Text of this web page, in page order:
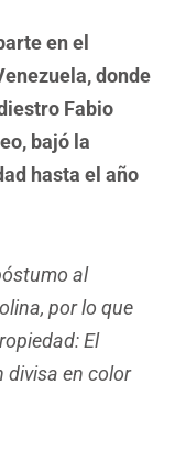
en el
donde
Fabio
bajó la
hasta el año
al
por lo que
El
divisa en color